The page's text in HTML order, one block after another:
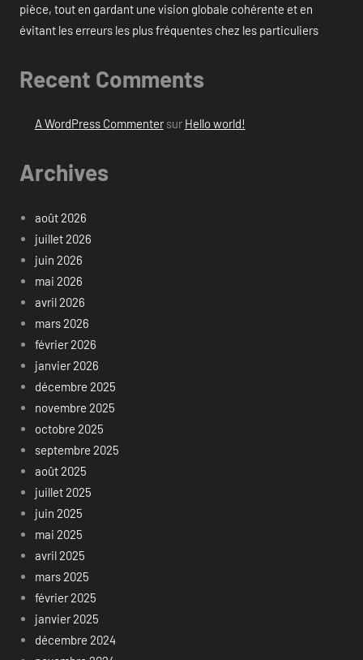
pièce, tout en gardant une vision globale cohérente et en
évitant les erreurs les plus fréquentes chez les particuliers
Recent Comments
A WordPress Commentersur Hello world!
Archives
août 2026
juillet 2026
juin 2026
mai 2026
avril 2026
mars 2026
février 2026
janvier 2026
décembre 2025
novembre 2025
octobre 2025
septembre 2025
août 2025
juillet 2025
juin 2025
mai 2025
avril 2025
mars 2025
février 2025
janvier 2025
décembre 2024